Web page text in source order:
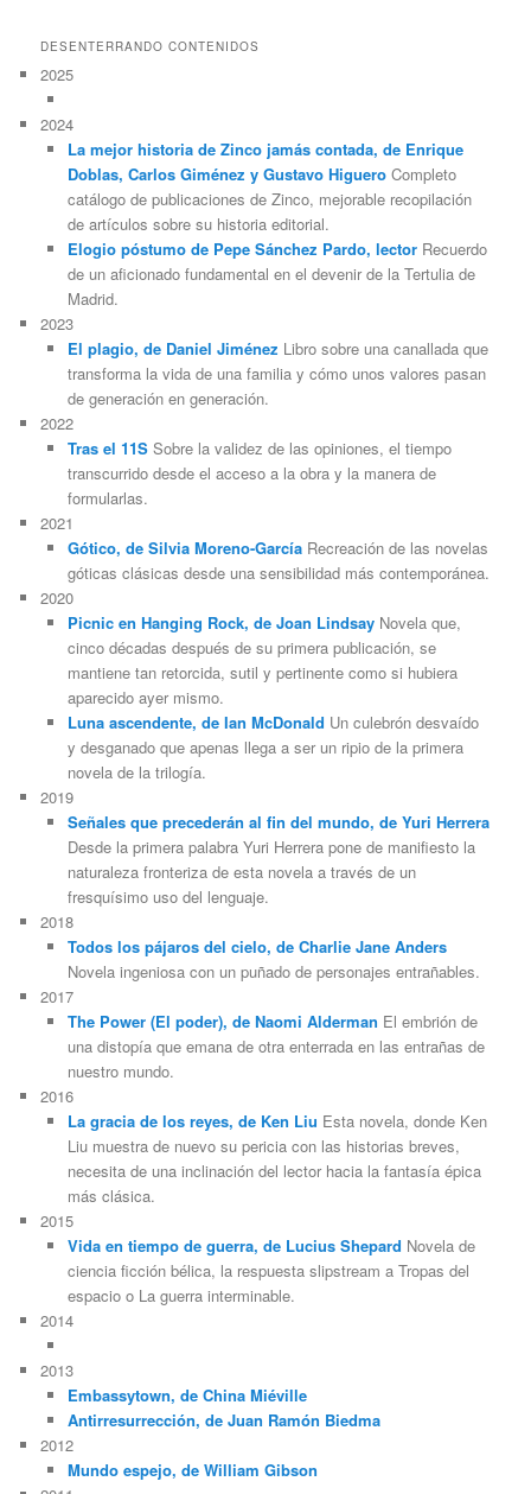
DESENTERRANDO CONTENIDOS
2025
2024
La mejor historia de Zinco jamás contada, de Enrique
Doblas, Carlos Giménez y Gustavo HigueroCompleto
catálogo de publicaciones de Zinco, mejorable recopilación
de artículos sobre su historia editorial.
Elogio póstumo de Pepe Sánchez Pardo, lectorRecuerdo
de un aficionado fundamental en el devenir de la Tertulia de
Madrid.
2023
El plagio, de Daniel Jiménez Libro sobre una canallada que
transforma la vida de una familia y cómo unos valores pasan
de generación en generación.
2022
Tras el 11SSobre la validez de las opiniones, el tiempo
transcurrido desde el acceso a la obra y la manera de
formularlas.
2021
Gótico, de Silvia Moreno-GarcíaRecreación de las novelas
góticas clásicas desde una sensibilidad más contemporánea.
2020
Picnic en Hanging Rock, de Joan LindsayNovela que,
cinco décadas después de su primera publicación, se
mantiene tan retorcida, sutil y pertinente como si hubiera
aparecido ayer mismo.
Luna ascendente, de Ian McDonald Un culebrón desvaído
y desganado que apenas llega a ser un ripio de la primera
novela de la trilogía.
2019
Señales que precederán al fin del mundo, de Yuri Herrera
Desde la primera palabra Yuri Herrera pone de manifiesto la
naturaleza fronteriza de esta novela a través de un
fresquísimo uso del lenguaje.
2018
Todos los pájaros del cielo, de Charlie Jane Anders
Novela ingeniosa con un puñado de personajes entrañables.
2017
The Power (El poder), de Naomi Alderman El embrión de
una distopía que emana de otra enterrada en las entrañas de
nuestro mundo.
2016
La gracia de los reyes, de Ken Liu Esta novela, donde Ken
Liu muestra de nuevo su pericia con las historias breves,
necesita de una inclinación del lector hacia la fantasía épica
más clásica.
2015
Vida en tiempo de guerra, de Lucius Shepard Novela de
ciencia ficción bélica, la respuesta slipstream a Tropas del
espacio o La guerra interminable.
2014
2013
Embassytown, de China Miéville
Antirresurrección, de Juan Ramón Biedma
2012
Mundo espejo, de William Gibson